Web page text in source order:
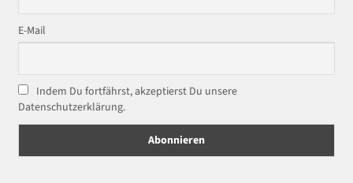
E-Mail
Indem Du fortfährst, akzeptierst Du unsere
Datenschutzerklärung.